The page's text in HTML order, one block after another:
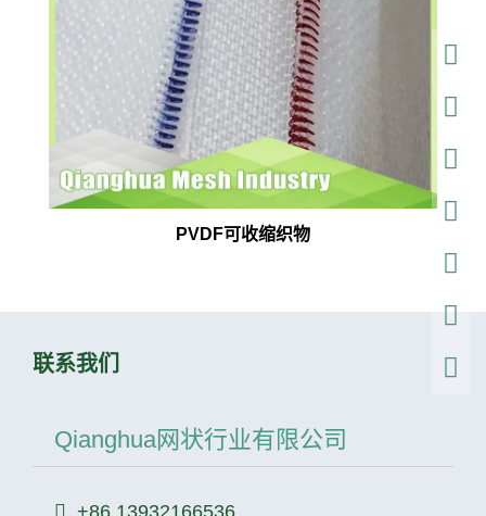
PVDF可收缩织物
联系我们
Qianghua网状行业有限公司
+86 13932166536